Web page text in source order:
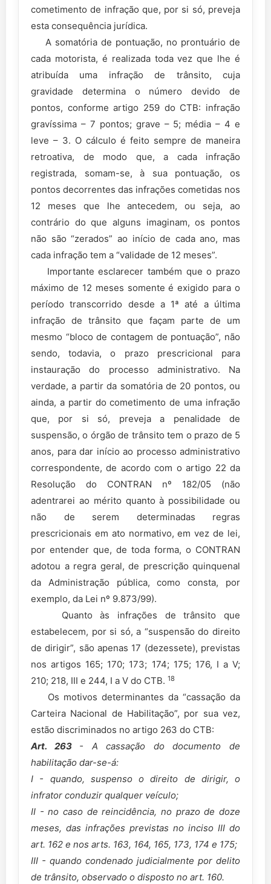
cometimento de infração que, por si só, preveja
esta consequência jurídica.
A somatória de pontuação, no prontuário de
cada motorista, é realizada toda vez que lhe é
atribuída uma infração de trânsito, cuja
gravidade determina o número devido de
pontos, conforme artigo 259 do CTB: infração
gravíssima – 7 pontos; grave – 5; média – 4 e
leve – 3. O cálculo é feito sempre de maneira
retroativa, de modo que, a cada infração
registrada, somam-se, à sua pontuação, os
pontos decorrentes das infrações cometidas nos
12 meses que lhe antecedem, ou seja, ao
contrário do que alguns imaginam, os pontos
não são “zerados” ao início de cada ano, mas
cada infração tem a “validade de 12 meses”.
Importante esclarecer também que o prazo
máximo de 12 meses somente é exigido para o
período transcorrido desde a 1ª até a última
infração de trânsito que façam parte de um
mesmo “bloco de contagem de pontuação”, não
sendo, todavia, o prazo prescricional para
instauração do processo administrativo. Na
verdade, a partir da somatória de 20 pontos, ou
ainda, a partir do cometimento de uma infração
que, por si só, preveja a penalidade de
suspensão, o órgão de trânsito tem o prazo de 5
anos, para dar início ao processo administrativo
correspondente, de acordo com o artigo 22 da
Resolução do CONTRAN nº 182/05 (não
adentrarei ao mérito quanto à possibilidade ou
não de serem determinadas regras
prescricionais em ato normativo, em vez de lei,
por entender que, de toda forma, o CONTRAN
adotou a regra geral, de prescrição quinquenal
da Administração pública, como consta, por
exemplo, da Lei nº 9.873/99).
Quanto às infrações de trânsito que
estabelecem, por si só, a “suspensão do direito
de dirigir”, são apenas 17 (dezessete), previstas
nos artigos 165; 170; 173; 174; 175; 176, I a V;
210; 218, III e 244, I a V do CTB. 18
Os motivos determinantes da “cassação da
Carteira Nacional de Habilitação”, por sua vez,
estão discriminados no artigo 263 do CTB:
Art. 263 - A cassação do documento de
habilitação dar-se-á:
I - quando, suspenso o direito de dirigir, o
infrator conduzir qualquer veículo;
II - no caso de reincidência, no prazo de doze
meses, das infrações previstas no inciso III do
art. 162 e nos arts. 163, 164, 165, 173, 174 e 175;
III - quando condenado judicialmente por delito
de trânsito, observado o disposto no art. 160.